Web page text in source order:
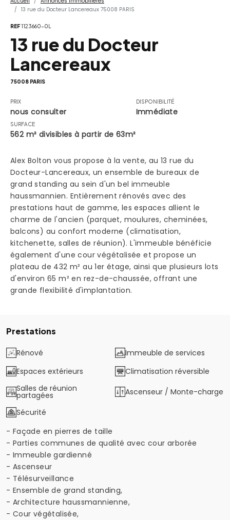
13 rue du Docteur Lancereaux 75008 PARIS
REF1123660-0L
13 rue du Docteur
Lancereaux
75008 PARIS
PRIX
nous consulter
SURFACE
562 m² divisibles à partir de 63m²
DISPONIBILITÉ
Immédiate
Alex Bolton vous propose à la vente, au 13 rue du
Docteur-Lancereaux, un ensemble de bureaux de
grand standing au sein d'un bel immeuble
haussmannien. Entièrement rénovés avec des
prestations haut de gamme, les espaces allient le
charme de l'ancien (parquet, moulures, cheminées,
balcons) au confort moderne (climatisation,
kitchenette, salles de réunion). L'immeuble bénéficie
également d'une cour végétalisée et propose un
plateau de 432 m² au 1er étage, ainsi que plusieurs lots
d'environ 65 m² en rez-de-chaussée, offrant une
grande flexibilité d'implantation.
Prestations
Rénové
Immeuble de services
Espaces extérieurs
Climatisation réversible
Salles de réunion
partagées
Ascenseur / Monte-charge
Sécurité
- Façade en pierres de taille
- Parties communes de qualité avec cour arborée
- Immeuble gardienné
- Ascenseur
- Télésurveillance
- Ensemble de grand standing,
- Architecture haussmannienne,
- Cour végétalisée,